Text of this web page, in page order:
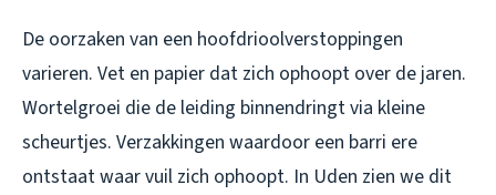
De oorzaken van een hoofdrioolverstoppingen
varieren. Vet en papier dat zich ophoopt over de jaren.
Wortelgroei die de leiding binnendringt via kleine
scheurtjes. Verzakkingen waardoor een barri ere
ontstaat waar vuil zich ophoopt. In Uden zien we dit